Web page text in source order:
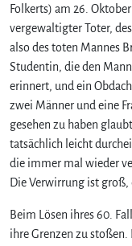
Folkerts) am 26.
vergewaltigter Toter,
also des toten Mannes
Studentin, die den
erinnert, und ein
zwei Männer und eine
gesehen zu haben
tatsächlich leicht
die immer mal wieder
Die Verwirrung ist groß,
Beim Lösen ihres 60.
ihre Grenzen zu